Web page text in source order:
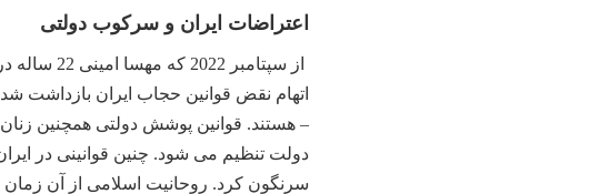
اعتراضات ایران و سرکوب دولتی
از
اتهام نقض قوانین حجاب ایران بازداشت
– هستند. قوانین پوشش دولتی همچنین
سرنگون کرد. روحانیت اسلامی از آن زمان